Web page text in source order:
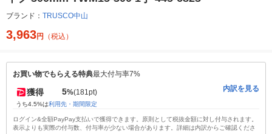
ブランド： TRUSCO中山
3,963円 （税込）
お買い物でもらえる特典最大付与率7%
獲得 5%(181pt)
うち4.5%は利用先・期間限定
内訳を見る
ログイン&全額PayPay支払いで獲得できます。原則として税抜金額に対し付与されます。
表示よりも実際の付与数、付与率が少ない場合があります。詳細は内訳からご確認くださ